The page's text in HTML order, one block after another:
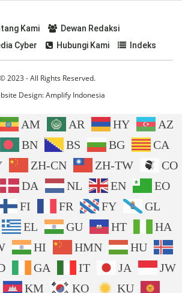
Kami
Dewan Redaksi
Cyber
Hubungi Kami Indeks
© 2023 - All Rights Reserved.
Design:Amplify Indonesia
AM AR HY
AZ
BN BS BG
CA
ZH-CN ZH-TW
CO
DA NL EN
EO
FI FR FY
GL
EL GU HT
HA
HI HMN
HU
GA IT JA
JW
KM KO KU